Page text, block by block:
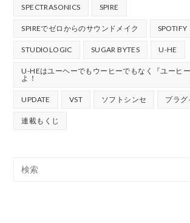
SPECTRASONICS SPIRE
SPIREでゼロからのサウンドメイク SPOTIFY
STUDIOLOGIC SUGAR BYTES U-HE
U-HEはユーヘーでもウーヒーでもなく『ユーヒ
よ！
UPDATE VST ソフトシンセ プラグ
連載もくじ